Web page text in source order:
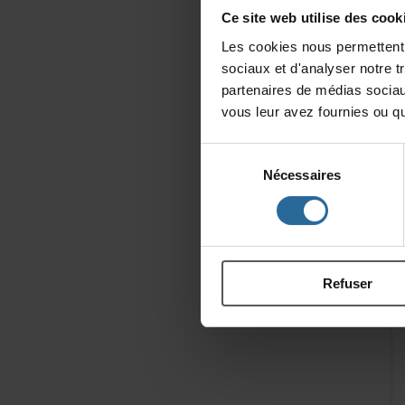
consentement
Nécessaires
Refuser